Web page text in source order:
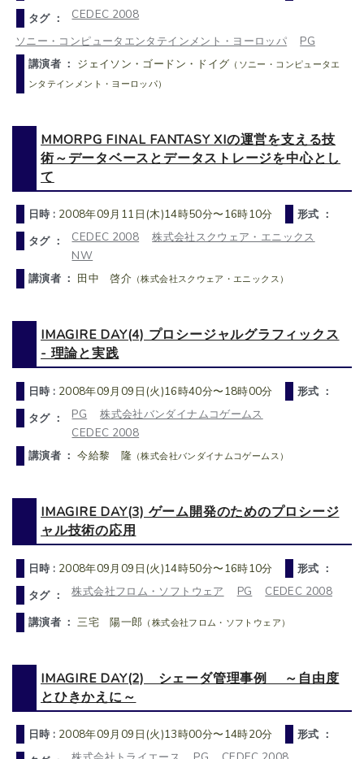
タグ ：
CEDEC 2008
ソニー・コンピュータエンタテインメント・ヨーロッパ
PG
講演者 ： ジェイソン・ゴードン・ドイグ （ソニー・コンピュータエ
ンタテインメント・ヨーロッパ）
MMORPG FINAL FANTASY XIの運営を支える技
術～データベースとデータストレージを中心とし
て
日時 : 2008年09月11日(木)14時50分〜16時10分
形式 ：
タグ ：
CEDEC 2008
株式会社スクウェア・エニックス
NW
講演者 ： 田中 啓介 （株式会社スクウェア・エニックス）
IMAGIRE DAY(4) プロシージャルグラフィックス
- 理論と実践
日時 : 2008年09月09日(火)16時40分〜18時00分
形式 ：
タグ ：
PG
株式会社バンダイナムコゲームス
CEDEC 2008
講演者 ：今給黎 隆 （株式会社バンダイナムコゲームス）
IMAGIRE DAY(3) ゲーム開発のためのプロシージ
ャル技術の応用
日時 : 2008年09月09日(火)14時50分〜16時10分
形式 ：
タグ ：
株式会社フロム・ソフトウェア PG
CEDEC 2008
講演者 ：三宅 陽一郎 （株式会社フロム・ソフトウェア）
IMAGIRE DAY(2) シェーダ管理事例 ～自由度
とひきかえに～
日時 : 2008年09月09日(火)13時00分〜14時20分
形式 ：